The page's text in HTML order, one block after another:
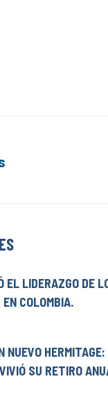
LIDERAZGO DE
COLOMBIA.
NUEVO
SU RETIRO